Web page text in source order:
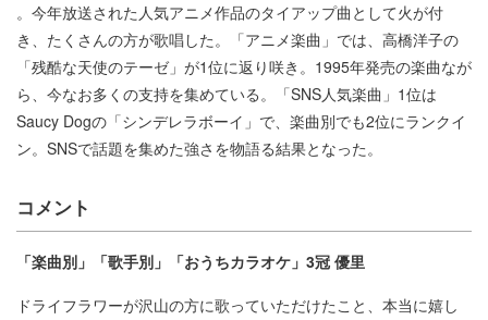
。今年放送された人気アニメ作品のタイアップ曲として火が付
き、たくさんの方が歌唱した。「アニメ楽曲」では、高橋洋子の
「残酷な天使のテーゼ」が1位に返り咲き。1995年発売の楽曲なが
ら、今なお多くの支持を集めている。「SNS人気楽曲」1位は
Saucy Dogの「シンデレラボーイ」で、楽曲別でも2位にランクイ
ン。SNSで話題を集めた強さを物語る結果となった。
コメント
「楽曲別」「歌手別」「おうちカラオケ」3冠 優里
ドライフラワーが沢山の方に歌っていただけたこと、本当に嬉し